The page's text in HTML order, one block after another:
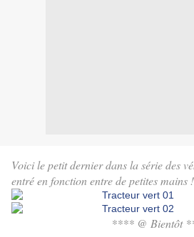
Voici le petit dernier dans la série des
entré en fonction entre de petites mains
**** @ Bientôt